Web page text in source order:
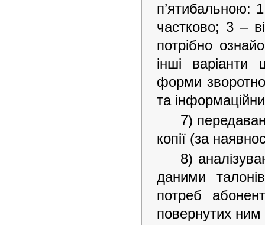
п’ятибальною:
частково; 3 –
потрібно
інші варіанти
форми
та
7)
копії (за
8)
даними
потреб
повернутих ним